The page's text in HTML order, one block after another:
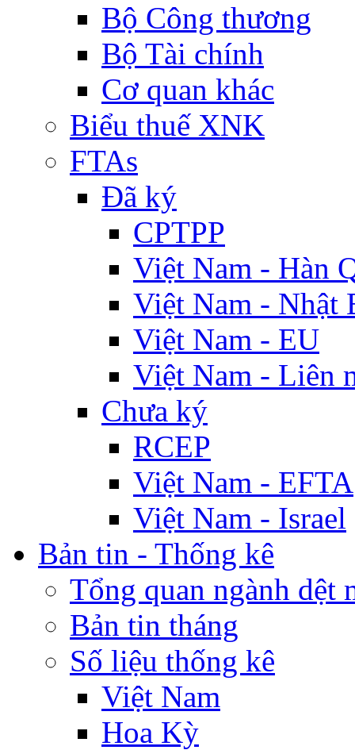
Bộ Công thương
Bộ Tài chính
Cơ quan khác
Biểu thuế XNK
FTAs
Đã ký
CPTPP
Việt Nam - Hàn
Việt Nam - Nhật
Việt Nam - EU
Việt Nam - Liên
Chưa ký
RCEP
Việt Nam - EFTA
Việt Nam - Israel
Bản tin - Thống kê
Tổng quan ngành dệt
Bản tin tháng
Số liệu thống kê
Việt Nam
Hoa Kỳ